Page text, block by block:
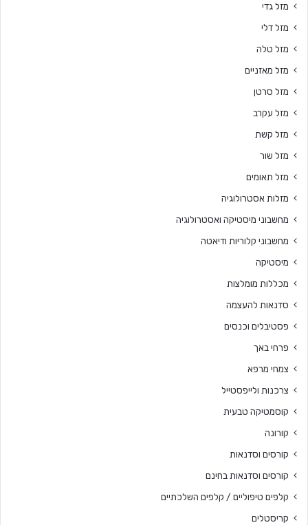
מזל גדי
מזל דלי
מזל טלה
מזל מאזניים
מזל סרטן
מזל עקרב
מזל קשת
מזל שור
מזל תאומים
מזלות אסטרולוגיה
מחשבוני מיסטיקה ואסטרולוגיה
מחשבוני קלוריות ודיאטה
מיסטיקה
מכללות מומלצות
סדנאות להעצמה
פסטיבלים וכנסים
פרחי באך
צמחי מרפא
צרכנות ולייפסטייל
קוסמטיקה טבעית
קורונה
קורסים וסדנאות
קורסים וסדנאות בחינם
קלפים טיפוליים / קלפים השלכתיים
קריסטלים